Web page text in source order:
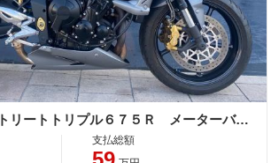
ＴＲＩＵＭＰＨ ストリートトリプル６７５Ｒ メーターバイザー アンダーカウル ラジアルマウントキャリパー フルアジャスタブルショック
支払総額